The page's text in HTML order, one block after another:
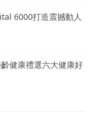
6000打造震撼動人
健康禮選六大健康好